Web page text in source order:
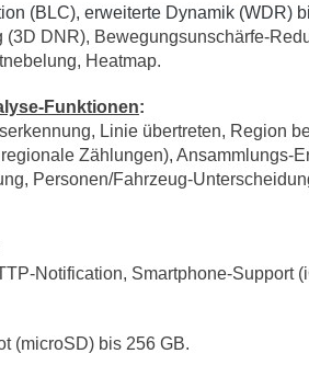
(BLC), erweiterte Dynamik (WDR)
(3D DNR), Bewegungsunschärfe-
Heatmap.
Funktionen:
Linie übertreten, Region
Zählungen), Ansammlungs-
Personen/Fahrzeug-
Notification, Smartphone-Support
(microSD) bis 256 GB.